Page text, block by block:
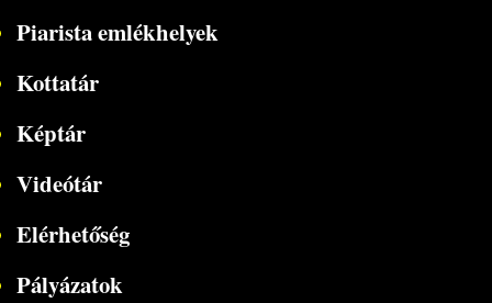
Piarista emlékhelyek
Kottatár
Képtár
Videótár
Elérhetőség
Pályázatok